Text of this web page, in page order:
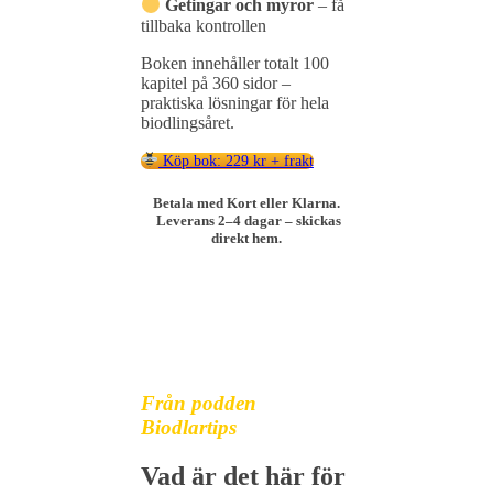
Getingarochmyror –få
tillbaka kontrollen
Boken innehållertotalt 100
kapitel på 360 sidor –
praktiska lösningarförhela
biodlingsåret.
Köp bok: 229 kr + frakt
Betala med Kort eller Klarna.
Leverans 2–4 dagar – skickas
direkt hem.
Från podden
Biodlartips
Vad är det här för